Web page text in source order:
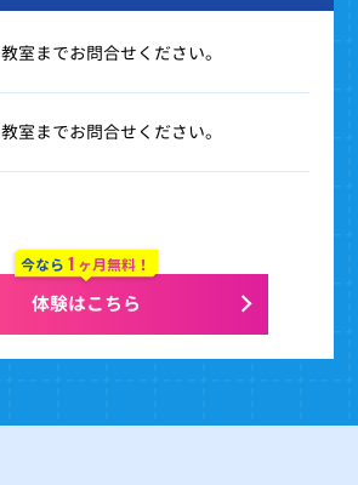
教室までお問合せください。
教室までお問合せください。
今なら1 ヶ月無料！
体験はこちら